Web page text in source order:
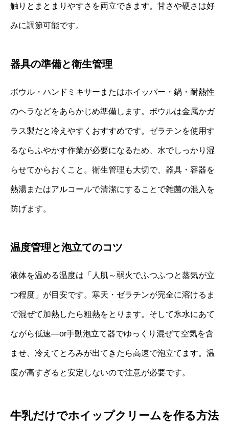
触りとまとまりやすさを両立できます。甘さや硬さは好
みに調節可能です。
器具の準備と衛生管理
ボウル・ハンドミキサーまたはホイッパー・鍋・耐熱性
のヘラなどをあらかじめ準備します。ボウルは金属かガ
ラス製だと冷えやすくおすすめです。ゼラチンを使用す
るならふやかす作業が必要になるため、水でしっかり湿
らせてからおくこと。衛生管理も大切で、器具・容器を
熱湯またはアルコールで清潔にすることで雑菌の混入を
防げます。
温度管理と泡立てのコツ
液体を温める温度は「人肌～弱火でふつふつと蒸気が立
つ程度」が目安です。寒天・ゼラチンが完全に溶けるま
で混ぜて加熱したら粗熱をとります。そして氷水にあて
ながら低速—or手動泡立て器でゆっくり混ぜて空気を含
ませ、冷えてとろみが出てきたら高速で泡立てます。温
度が高すぎると安定しないので注意が必要です。
牛乳だけでホイップクリームを作る方法